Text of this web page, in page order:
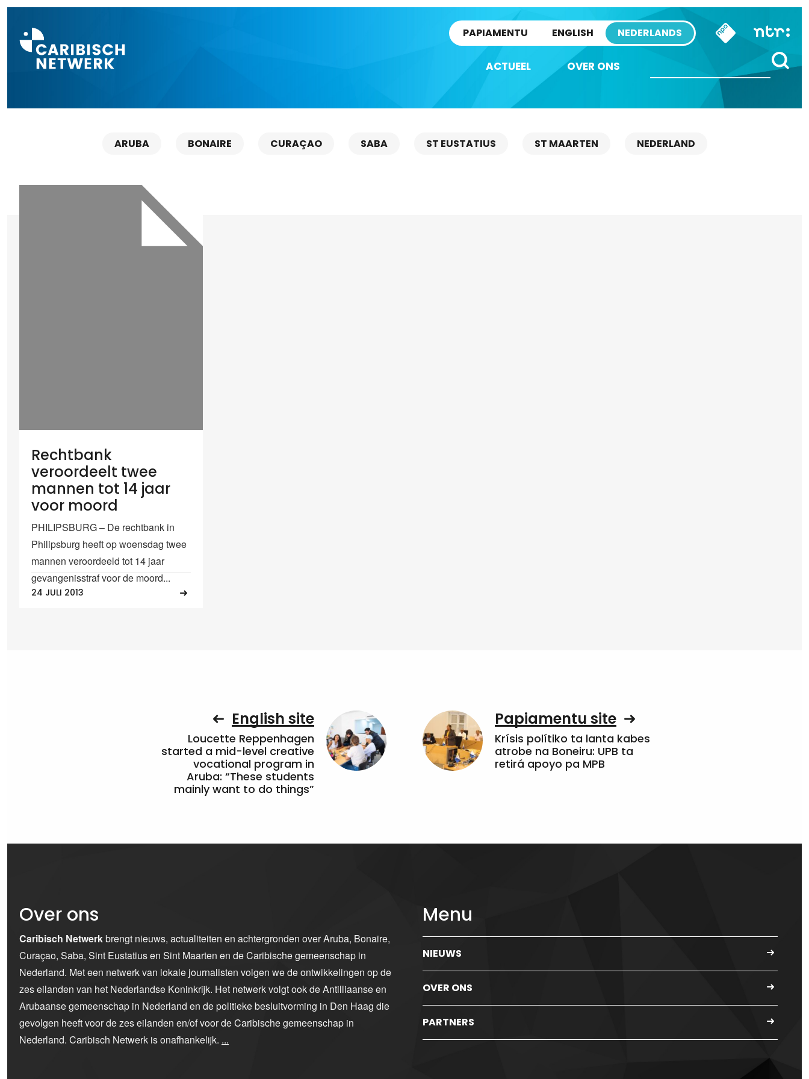
PAPIAMENTU ENGLISH NEDERLANDS
ACTUEEL OVER ONS
ARUBA BONAIRE CURAÇAO SABA ST EUSTATIUS ST MAARTEN NEDERLAND
Rechtbank
veroordeelt twee
mannen tot 14 jaar
voor moord
PHILIPSBURG – De rechtbank in
Philipsburg heeft op woensdag twee
mannen veroordeeld tot 14 jaar
gevangenisstraf voor de moord...
24 JULI 2013
English site
Loucette Reppenhagen
started a mid-level creative
vocational program in
Aruba: “These students
mainly want to do things”
Papiamentu site
Krísis polítiko ta lanta kabes
atrobe na Boneiru: UPB ta
retirá apoyo pa MPB
Over ons
Caribisch Netwerkbrengt nieuws, actualiteiten en achtergronden over Aruba, Bonaire,
Curaçao, Saba, Sint Eustatius en Sint Maarten en de Caribische gemeenschap in
Nederland. Met een netwerk van lokale journalisten volgen we de ontwikkelingen op de
zes eilanden van het Nederlandse Koninkrijk. Het netwerk volgt ook de Antilliaanse en
Arubaanse gemeenschap in Nederland en de politieke besluitvorming in Den Haag die
gevolgen heeft voor de zes eilanden en/of voor de Caribische gemeenschap in
Nederland. Caribisch Netwerk is onafhankelijk. ...
Menu
NIEUWS
OVER ONS
PARTNERS